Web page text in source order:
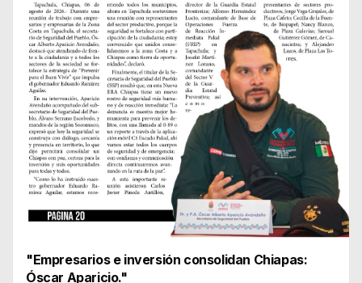
"Empresarios e inversión consolidan Chiapas: